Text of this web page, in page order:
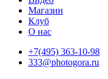
Магазин
Клуб
О нас
+7(495) 363-10-98
333@photogora.ru